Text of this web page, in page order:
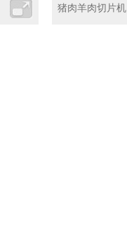
猪肉羊肉切片机